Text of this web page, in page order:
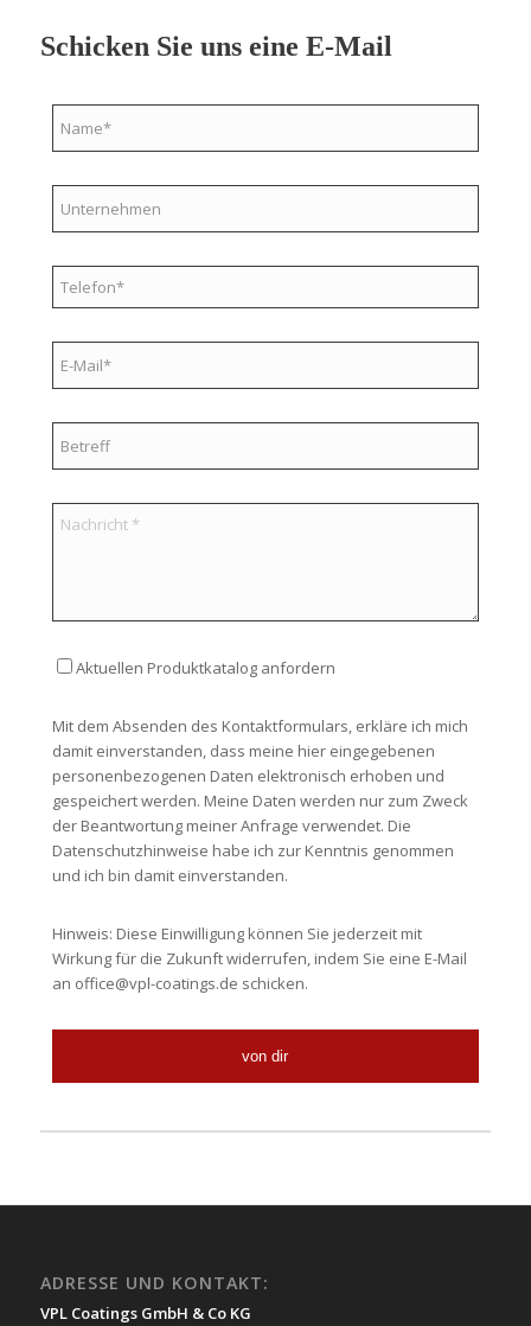
Schicken Sie uns eine E-Mail
Aktuellen Produktkatalog anfordern
Mit dem Absenden des Kontaktformulars, erkläre ich mich
damit einverstanden, dass meine hier eingegebenen
personenbezogenen Daten elektronisch erhoben und
gespeichert werden. Meine Daten werden nur zum Zweck
der Beantwortung meiner Anfrage verwendet. Die
Datenschutzhinweise habe ich zur Kenntnis genommen
und ich bin damit einverstanden.
Hinweis: Diese Einwilligung können Sie jederzeit mit
Wirkung für die Zukunft widerrufen, indem Sie eine E-Mail
an office@vpl-coatings.de schicken.
von dir
ADRESSE UND KONTAKT:
VPL Coatings GmbH & Co KG